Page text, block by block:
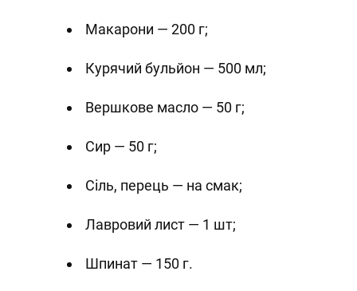
Макарони — 200 г;
Курячий бульйон — 500 мл;
Вершкове масло — 50 г;
Сир — 50 г;
Сіль, перець — на смак;
Лавровий лист — 1 шт;
Шпинат — 150 г.